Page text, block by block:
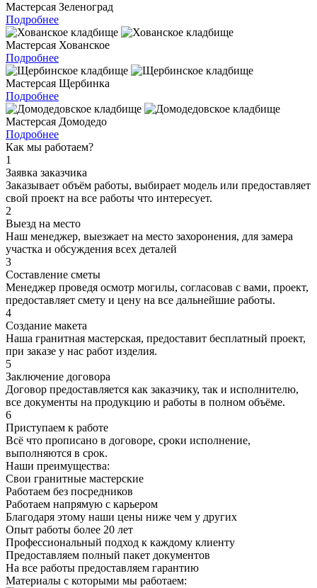
Мастерсая Зеленоград
Подробнее
Мастерсая Хованское
Подробнее
Мастерсая Щербинка
Подробнее
Мастерсая Домодедо
Подробнее
Как мы работаем?
1
Заявка заказчика
Заказывает объём работы, выбирает модель или предоставляет
свой проект на все работы что интересует.
2
Выезд на место
Наш менеджер, выезжает на место захоронения, для замера
участка и обсуждения всех деталей
3
Составление сметы
Менеджер проведя осмотр могилы, согласовав с вами, проект,
предоставляет смету и цену на все дальнейшие работы.
4
Создание макета
Наша гранитная мастерская, предоставит бесплатный проект,
при заказе у нас работ изделия.
5
Заключение договора
Договор предоставляется как заказчику, так и исполнителю,
все документы на продукцию и работы в полном объёме.
6
Приступаем к работе
Всё что прописано в договоре, сроки исполнение,
выполняются в срок.
Наши преимущества:
Свои гранитные мастерские
Работаем без посредников
Работаем напрямую с карьером
Благодаря этому наши цены ниже чем у других
Опыт работы более 20 лет
Профессиональный подход к каждому клиенту
Предоставляем полный пакет документов
На все работы предоставляем гарантию
Материалы с которыми мы работаем: